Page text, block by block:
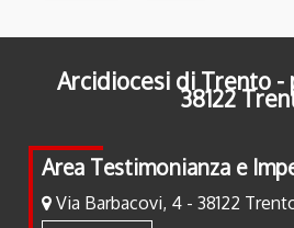
Arcidiocesi di Trento -
38122
Area Testimonianza e
Via Barbacovi, 4 - 38122